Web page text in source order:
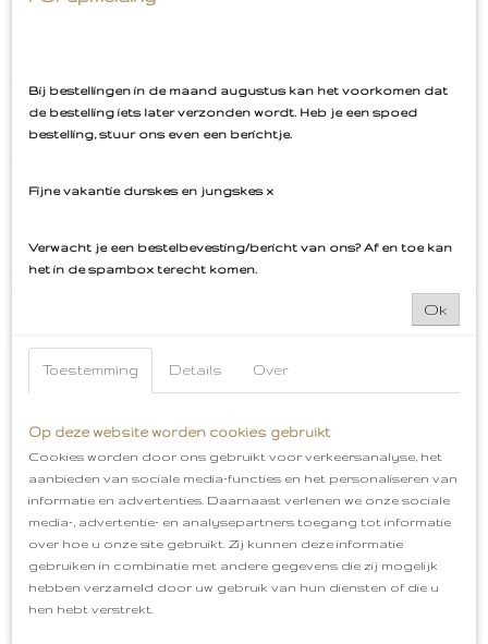
afm: 9 cm hoog
een bericht via het contactformulier, vaak kunnen we het
voor je regelen!
Ook interessant
Bij bestellingen in de maand augustus kan het voorkomen dat
de bestelling iets later verzonden wordt. Heb je een spoed
bestelling, stuur ons even een berichtje.
Fijne vakantie durskes en jungskes x
Verwacht je een bestelbevesting/bericht van ons? Af en toe kan
het in de spambox terecht komen.
Ok
Toestemming Details Over
Op deze website worden cookies gebruikt
Cookies worden door ons gebruikt voor verkeersanalyse, het
aanbieden van sociale media-functies en het personaliseren van
informatie en advertenties. Daarnaast verlenen we onze sociale
media-, advertentie- en analysepartners toegang tot informatie
over hoe u onze site gebruikt. Zij kunnen deze informatie
gebruiken in combinatie met andere gegevens die zij mogelijk
hebben verzameld door uw gebruik van hun diensten of die u
hen hebt verstrekt.